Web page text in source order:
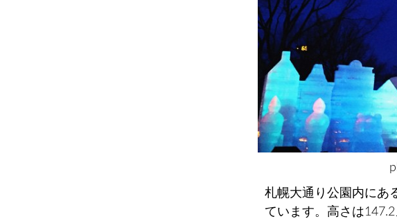
札幌大通り公園内にあ
ています。高さは